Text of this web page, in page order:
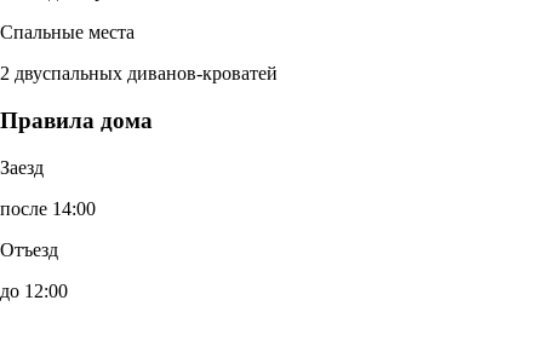
Спальные места
2 двуспальных диванов-кроватей
Правила дома
Заезд
после 14:00
Отъезд
до 12:00